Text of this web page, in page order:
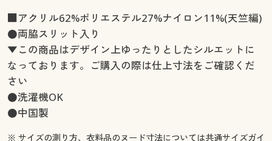
■アクリル62%ポリエステル27%ナイロン11%(天竺編)
●両脇スリット入り
▼この商品はデザイン上ゆったりとしたシルエットに
なっております。ご購入の際は仕上寸法をご確認くだ
さい
●洗濯機OK
●中国製
※ サイズの測り方、衣料品のヌード寸法については共通サイズガイ